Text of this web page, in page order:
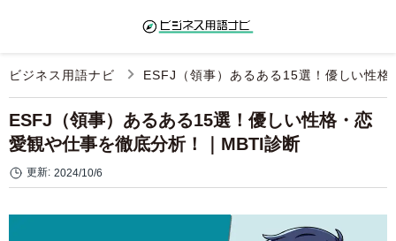
ビジネス用語ナビ ESFJ（領事）あるある15選！優しい性
ESFJ（領事）あるある15選！優しい性格・恋
愛観や仕事を徹底分析！｜MBTI診断
更新: 2024/10/6